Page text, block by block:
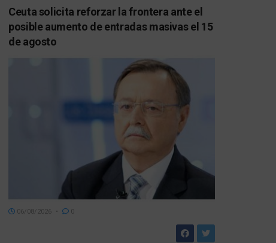
Ceuta solicita reforzar la frontera ante el
posible aumento de entradas masivas el 15
de agosto
06/08/2026 0